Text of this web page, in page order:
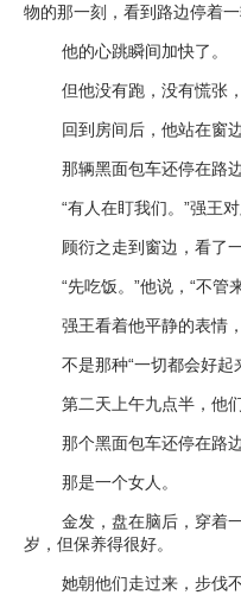
物的那一刻，看到路边停着
他的心跳瞬间加快了。
但他没有跑，没有慌张
回到房间后，他站在窗
那辆黑面包车还停在路
“有人在盯我们。 ”强王
顾衍之走到窗边，看了
“先吃饭。 ”他说， “不管
强王看着他平静的表情
不是那种“一切都会好起
第二天上午九点半，他
那个黑面包车还停在路
那是一个女人。
金发，盘在脑后，穿着
岁，但保养得很好。
她朝他们走过来，步伐